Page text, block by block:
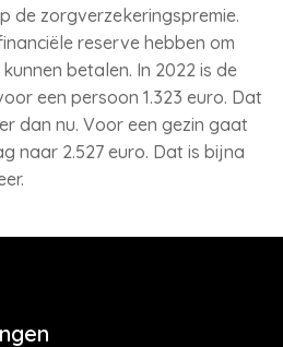
de zorgverzekeringspremie.
reserve hebben om
betalen. In 2022 is de
een persoon 1.323 euro. Dat
dan nu. Voor een gezin gaat
naar 2.527 euro. Dat is bijna